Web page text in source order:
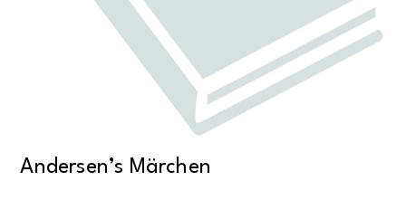
Andersen’s Märchen